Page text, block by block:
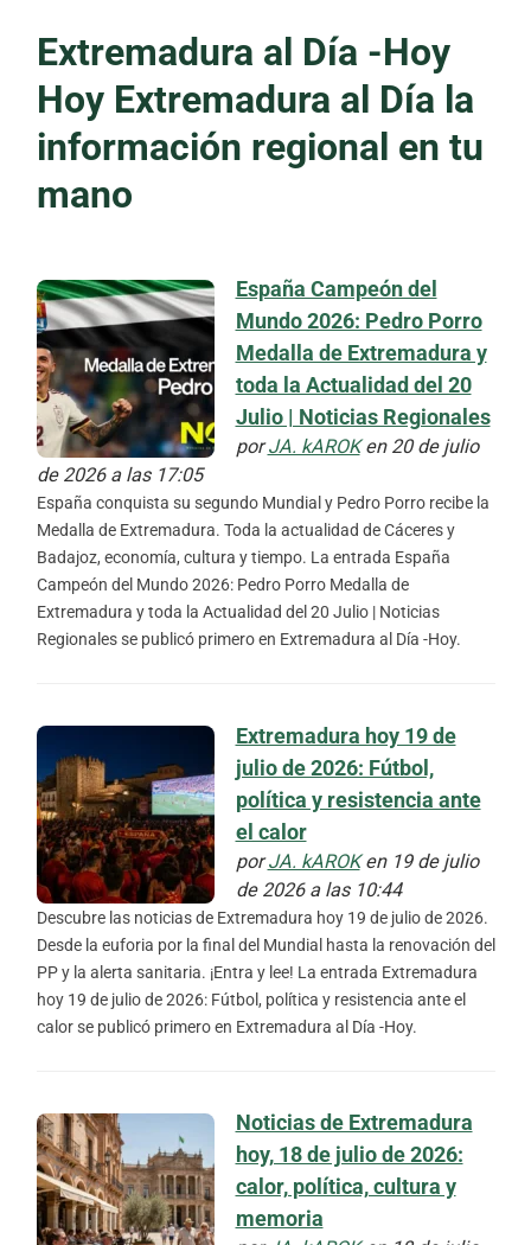
Extremadura al Día -Hoy
Hoy Extremadura al Día la
información regional en tu
mano
España Campeón del
Mundo 2026: Pedro Porro
Medalla de Extremadura y
toda la Actualidad del 20
Julio | Noticias Regionales
porJA. kAROKen 20 de julio
de 2026 a las 17:05
España conquista su segundo Mundial y Pedro Porro recibe la
Medalla de Extremadura. Toda la actualidad de Cáceres y
Badajoz, economía, cultura y tiempo. La entrada España
Campeón del Mundo 2026: Pedro Porro Medalla de
Extremadura y toda la Actualidad del 20 Julio | Noticias
Regionales se publicó primero en Extremadura al Día -Hoy.
Extremadura hoy 19 de
julio de 2026: Fútbol,
política y resistencia ante
el calor
porJA. kAROKen 19 de julio
de 2026 a las 10:44
Descubre las noticias de Extremadura hoy 19 de julio de 2026.
Desde la euforia por la final del Mundial hasta la renovación del
PP y la alerta sanitaria. ¡Entra y lee! La entrada Extremadura
hoy 19 de julio de 2026: Fútbol, política y resistencia ante el
calor se publicó primero en Extremadura al Día -Hoy.
Noticias de Extremadura
hoy, 18 de julio de 2026:
calor, política, cultura y
memoria